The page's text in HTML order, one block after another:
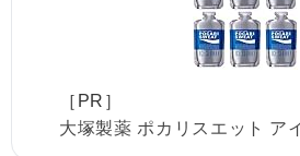
［PR］
大塚製薬 ポカリスエット ア